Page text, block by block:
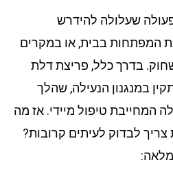
שעלולה להידרש
בבית, או במקרים
בדרך כלל, פריצת דלת
הנעילה, שהלך
טיפול מיידי. אז מה
לבדוק לעיתים קרובות?